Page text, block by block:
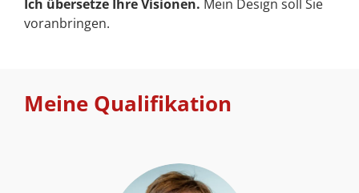
Ich übersetze Ihre Visionen. Mein Design soll Sie
voranbringen.
Meine Qualifikation